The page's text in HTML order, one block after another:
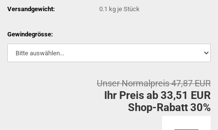
Versandgewicht: 0.1 kg je Stück
Gewindegrösse:
Unser Normalpreis 47,87 EUR
Ihr Preis ab 33,51 EUR
Shop-Rabatt 30%